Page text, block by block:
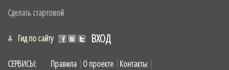
Сделать стартовой
ВХОД
Гид по сайту
СЕРВИСЫ: Правила О проекте Контакты